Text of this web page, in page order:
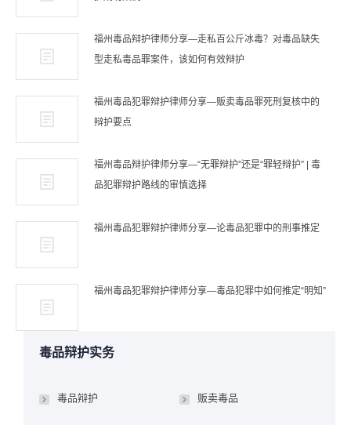
福州毒品辩护律师分享—走私百公斤冰毒？对毒品缺失
型走私毒品罪案件，该如何有效辩护
福州毒品犯罪辩护律师分享—贩卖毒品罪死刑复核中的
辩护要点
福州毒品辩护律师分享—“无罪辩护”还是“罪轻辩护” | 毒
品犯罪辩护路线的审慎选择
福州毒品犯罪辩护律师分享—论毒品犯罪中的刑事推定
福州毒品犯罪辩护律师分享—毒品犯罪中如何推定“明知”
毒品辩护实务
毒品辩护 贩卖毒品